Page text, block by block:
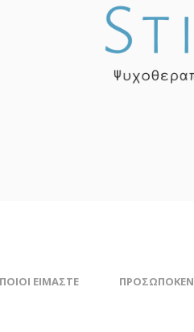
ΠΟΙΟΙ ΕΙΜΑΣΤΕ